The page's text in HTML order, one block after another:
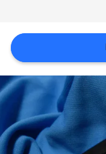
CAS
VR
SHOW
PLAN